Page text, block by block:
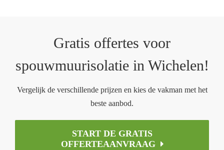
Gratis offertes voor
spouwmuurisolatie in Wichelen!
Vergelijk de verschillende prijzen en kies de vakman met het
beste aanbod.
START DE GRATIS
OFFERTEAANVRAAG